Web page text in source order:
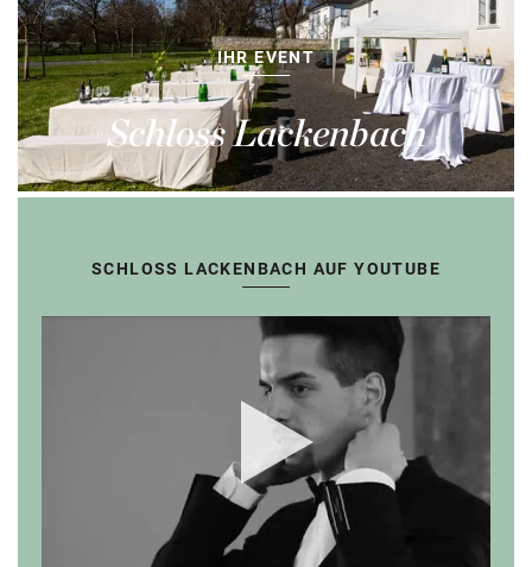
IHR EVENT
Schloss Lackenbach
SCHLOSS LACKENBACH AUF YOUTUBE